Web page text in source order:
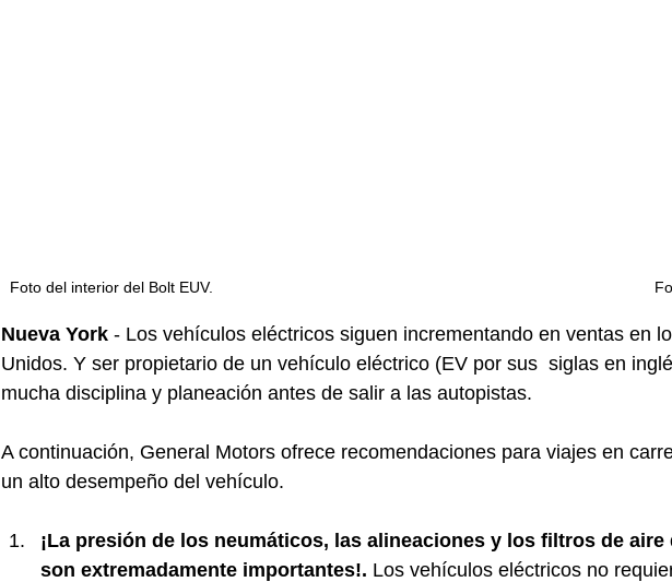
Foto del interior del Bolt EUV.
Nueva York - Los vehículos eléctricos siguen incrementando en ventas en
Unidos. Y ser propietario de un vehículo eléctrico (EV por sus  siglas en
mucha disciplina y planeación antes de salir a las autopistas.
A continuación, General Motors ofrece recomendaciones para viajes en
un alto desempeño del vehículo.
¡La presión de los neumáticos, las alineaciones y los filtros de aire
son extremadamente importantes!. Los vehículos eléctricos no